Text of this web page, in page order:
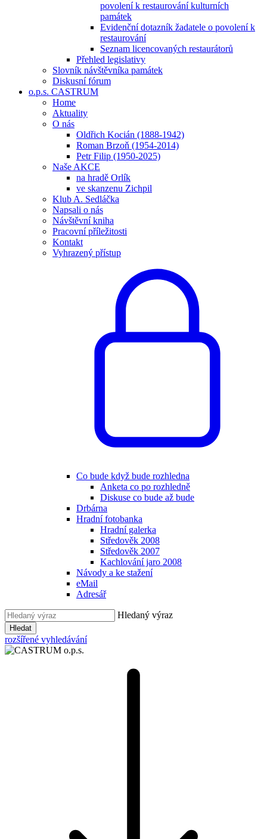
povolení k restaurování kulturních
památek
Evidenční dotazník žadatele o povolení k
restaurování
Seznam licencovaných restaurátorů
Přehled legislativy
Slovník návštěvníka památek
Diskusní fórum
o.p.s. CASTRUM
Home
Aktuality
O nás
Oldřich Kocián (1888-1942)
Roman Brzoň (1954-2014)
Petr Filip (1950-2025)
Naše AKCE
na hradě Orlík
ve skanzenu Zichpil
Klub A. Sedláčka
Napsali o nás
Návštěvní kniha
Pracovní příležitosti
Kontakt
Vyhrazený přístup
Co bude když bude rozhledna
Anketa co po rozhledně
Diskuse co bude až bude
Drbárna
Hradní fotobanka
Hradní galerka
Středověk 2008
Středověk 2007
Kachlování jaro 2008
Návody a ke stažení
eMail
Adresář
Hledaný výraz
Hledat
rozšířené vyhledávání